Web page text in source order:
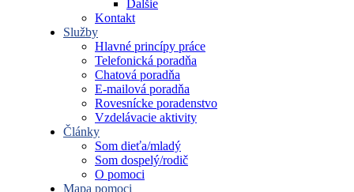
Ďalšie
Kontakt
Služby
Hlavné princípy práce
Telefonická poradňa
Chatová poradňa
E-mailová poradňa
Rovesnícke poradenstvo
Vzdelávacie aktivity
Články
Som dieťa/mladý
Som dospelý/rodič
O pomoci
Mapa pomoci